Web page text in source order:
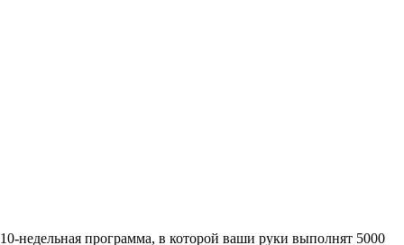
10-недельная программа, в которой ваши руки выполнят 5000